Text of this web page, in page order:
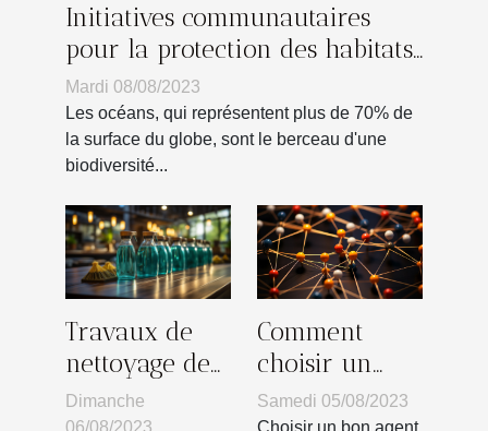
Initiatives communautaires
pour la protection des habitats
marins
Mardi 08/08/2023
Les océans, qui représentent plus de 70% de
la surface du globe, sont le berceau d'une
biodiversité...
Travaux de
nettoyage de
bâtiment :
Dimanche
Comment
choisir un
bon agent
Samedi 05/08/2023